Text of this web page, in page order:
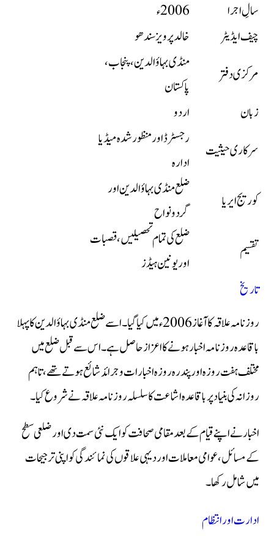
سالِ اجرا
2006ء
چیف ایڈیٹر
خالد پرویز سندھو
مرکزی دفتر
منڈی بہاؤالدین، پنجاب،
پاکستان
زبان
اردو
سرکاری حیثیت
رجسٹرڈ اور منظور شدہ میڈیا
ادارہ
کوریج ایریا
ضلع منڈی بہاؤالدین اور
گردونواح
تقسیم
ضلع کی تمام تحصیلیں، قصبات
اور یونین ہیڈز
تاریخ
روزنامہ علاقہ کا آغاز 2006ء میں کیا گیا۔ اسے ضلع منڈی بہاؤالدین کا پہلا
باقاعدہ روزنامہ اخبار ہونے کا اعزاز حاصل ہے۔ اس سے قبل ضلع میں
مختلف ہفت روزہ اور پندرہ روزہ اخبارات و جرائد شائع ہوتے تھے، تاہم
روزانہ کی بنیاد پر باقاعدہ اشاعت کا سلسلہ روزنامہ علاقہ نے شروع کیا۔
اخبار نے اپنے قیام کے بعد مقامی صحافت کو ایک نئی سمت دی اور ضلعی سطح
کے مسائل، عوامی معاملات اور دیہی علاقوں کی نمائندگی کو اپنی ترجیحات
میں شامل رکھا۔
ادارت اور انتظام